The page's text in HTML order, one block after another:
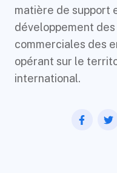
matière de support
développement
commerciales des
opérant sur le
international.